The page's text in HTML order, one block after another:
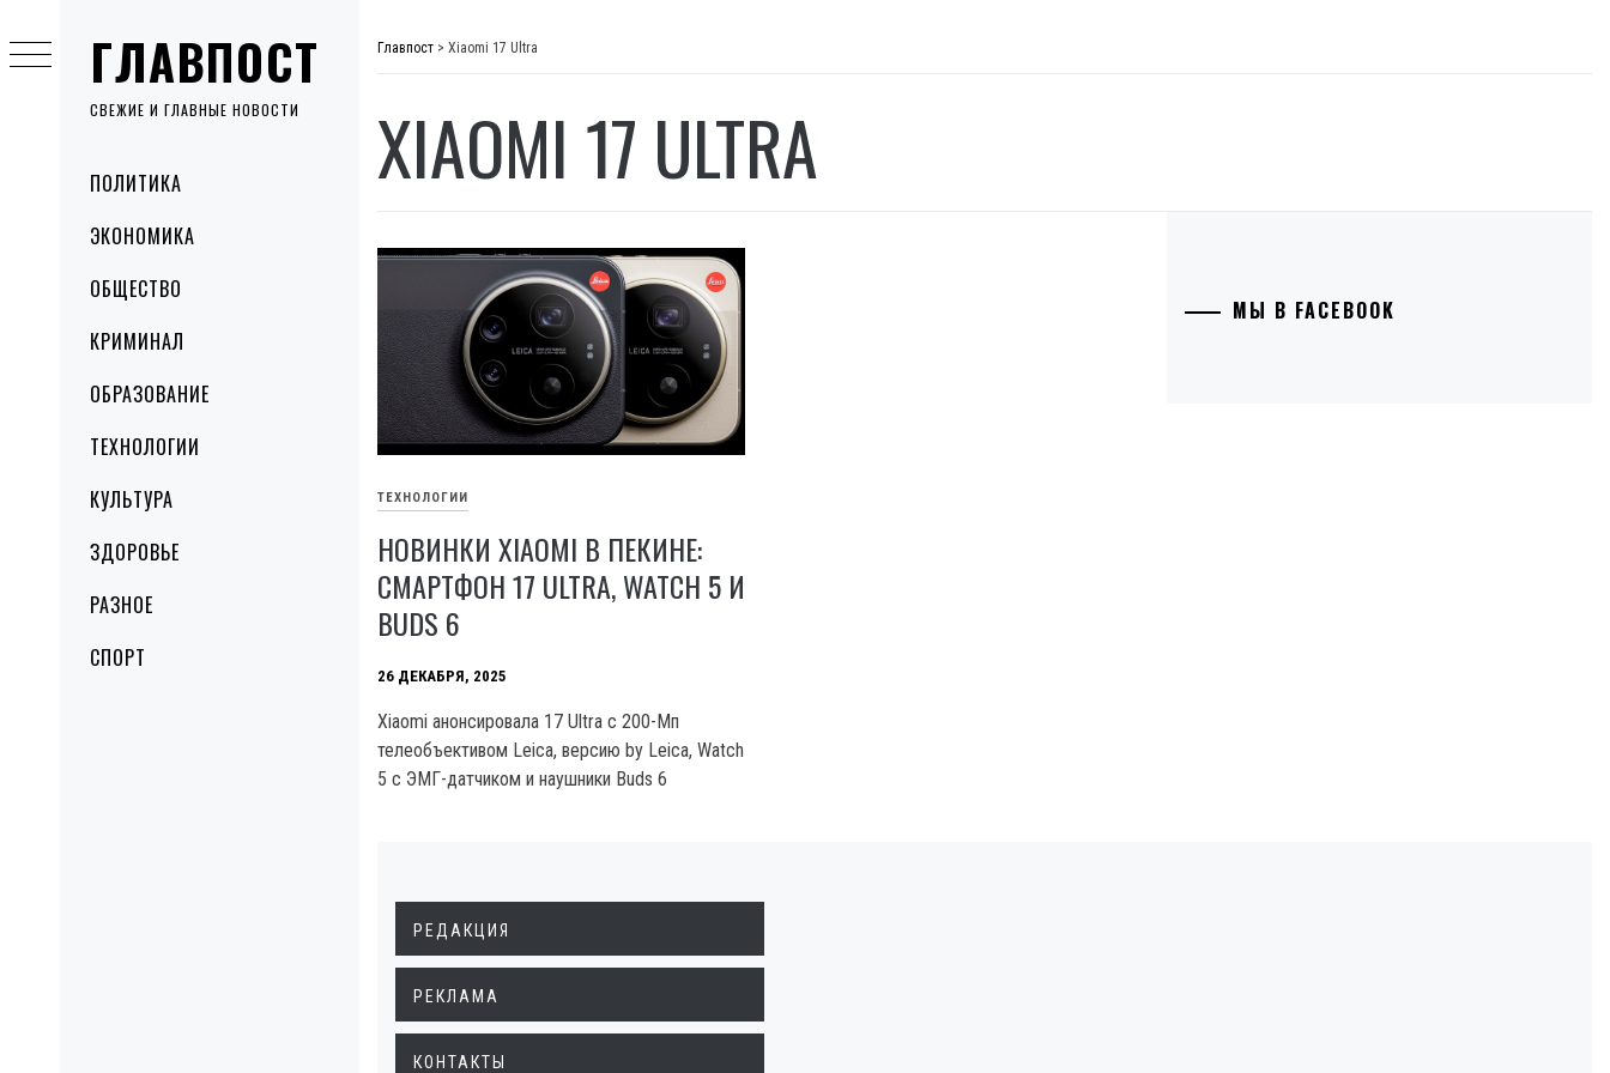
ГЛАВПОСТ
СВЕЖИЕ И ГЛАВНЫЕ НОВОСТИ
MenuПОЛИТИКА
ЭКОНОМИКА
ОБЩЕСТВО
КРИМИНАЛ
ОБРАЗОВАНИЕ
ТЕХНОЛОГИИ
КУЛЬТУРА
ЗДОРОВЬЕ
РАЗНОЕ
СПОРТ
to
content
Главпост > Xiaomi 17 Ultra
XIAOMI 17 ULTRA
ТЕХНОЛОГИИ
НОВИНКИ XIAOMI В ПЕКИНЕ:
СМАРТФОН 17 ULTRA, WATCH 5 И
BUDS 6
26 ДЕКАБРЯ, 2025
Xiaomi анонсировала 17 Ultra с 200-Мп
телеобъективом Leica, версию by Leica, Watch
5 с ЭМГ-датчиком и наушники Buds 6
МЫ В FACEBOOK
РЕДАКЦИЯ
РЕКЛАМА
КОНТАКТЫ